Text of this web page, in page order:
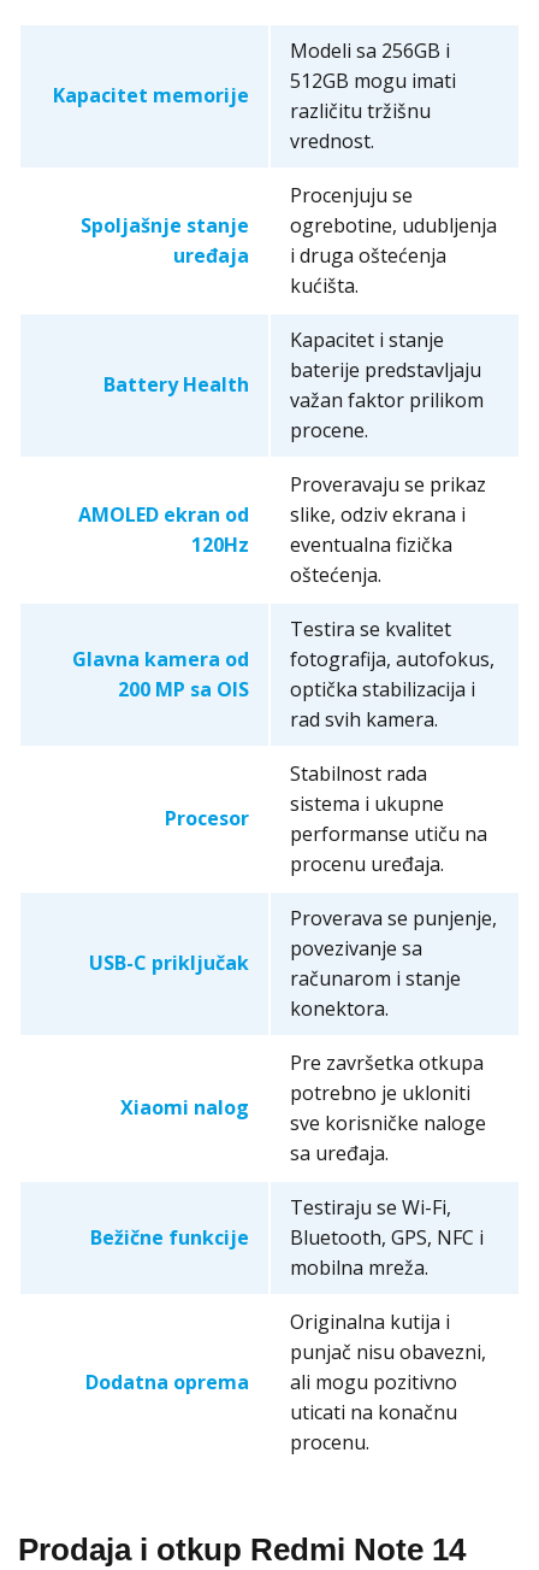
Kapacitet memorije
Modeli sa 256GB i
512GB mogu imati
različitu tržišnu
vrednost.
Spoljašnje stanje
uređaja
Procenjuju se
ogrebotine, udubljenja
i druga oštećenja
kućišta.
Battery Health
Kapacitet i stanje
baterije predstavljaju
važan faktor prilikom
procene.
AMOLED ekran od
120Hz
Proveravaju se prikaz
slike, odziv ekrana i
eventualna fizička
oštećenja.
Glavna kamera od
200 MP sa OIS
Testira se kvalitet
fotografija, autofokus,
optička stabilizacija i
rad svih kamera.
Procesor
Stabilnost rada
sistema i ukupne
performanse utiču na
procenu uređaja.
USB-C priključak
Proverava se punjenje,
povezivanje sa
računarom i stanje
konektora.
Xiaomi nalog
Pre završetka otkupa
potrebno je ukloniti
sve korisničke naloge
sa uređaja.
Bežične funkcije
Testiraju se Wi-Fi,
Bluetooth, GPS, NFC i
mobilna mreža.
Dodatna oprema
Originalna kutija i
punjač nisu obavezni,
ali mogu pozitivno
uticati na konačnu
procenu.
Prodaja i otkup Redmi Note 14